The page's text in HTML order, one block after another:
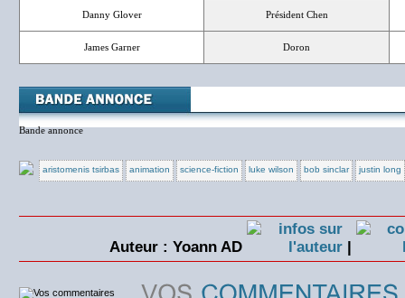
Danny Glover Président Chen
James Garner Doron
Bande annonce
aristomenis tsirbas animation science-fiction luke wilson bob sinclar justin long
Auteur : Yoann AD